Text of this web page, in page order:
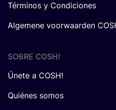
Términos y Condiciones
Algemene voorwaarden
SOBRE COSH!
Únete a COSH!
Quiénes somos